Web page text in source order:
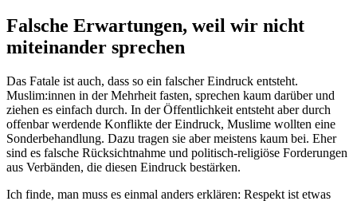
Falsche Erwartungen, weil wir nicht
miteinander sprechen
Das Fatale ist auch, dass so ein falscher Eindruck entsteht.
Muslim:innen in der Mehrheit fasten, sprechen kaum darüber und
ziehen es einfach durch. In der Öffentlichkeit entsteht aber durch
offenbar werdende Konflikte der Eindruck, Muslime wollten eine
Sonderbehandlung. Dazu tragen sie aber meistens kaum bei. Eher
sind es falsche Rücksichtnahme und politisch-religiöse Forderungen
aus Verbänden, die diesen Eindruck bestärken.
Ich finde, man muss es einmal anders erklären: Respekt ist etwas